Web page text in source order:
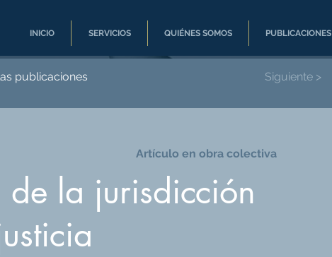
INICIO SERVICIOS QUIÉNES SOMOS PUBLICACIONES
publicaciones Siguiente >
Artículo en obra colectiva
de la jurisdicción